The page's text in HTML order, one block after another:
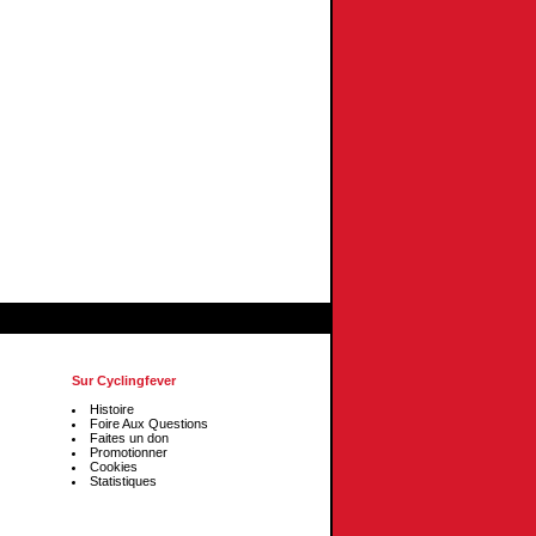
Sur Cyclingfever
Histoire
Foire Aux Questions
Faites un don
Promotionner
Cookies
Statistiques